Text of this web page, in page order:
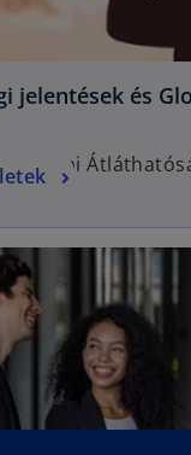
jelentések és
korábbi